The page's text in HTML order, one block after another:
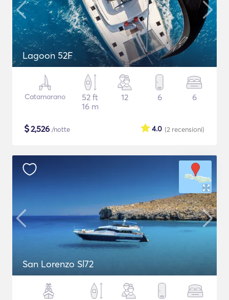
Lagoon 52F
Catamarano
52 ft
16 m
12 6 6
$2,526 /notte (2 recensioni)
4.0
San Lorenzo Sl72